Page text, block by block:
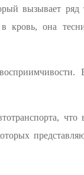
вызывает ряд
она